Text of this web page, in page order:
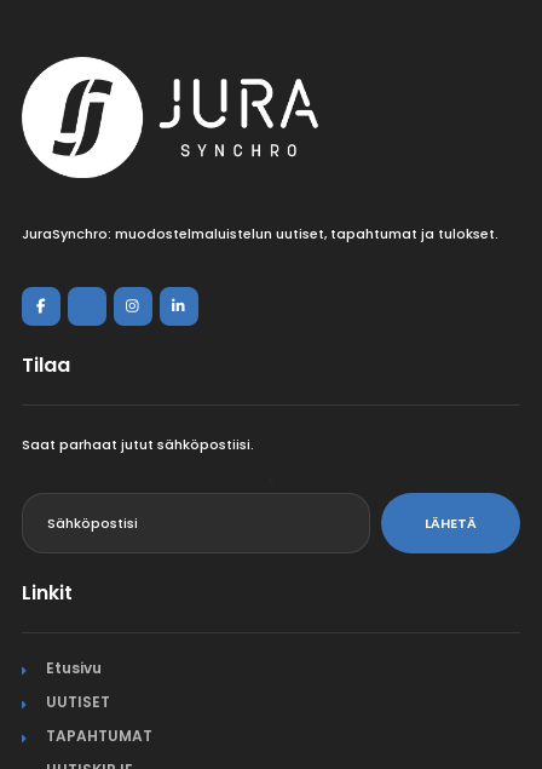
JuraSynchro: muodostelmaluistelun uutiset, tapahtumat ja tulokset.
Tilaa
Saat parhaat jutut sähköpostiisi.
LÄHETÄ
Linkit
Etusivu
UUTISET
TAPAHTUMAT